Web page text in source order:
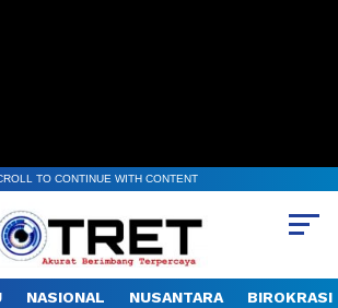
TO CONTINUE WITH CONTENT
NASIONAL NUSANTARA BIROKRASI